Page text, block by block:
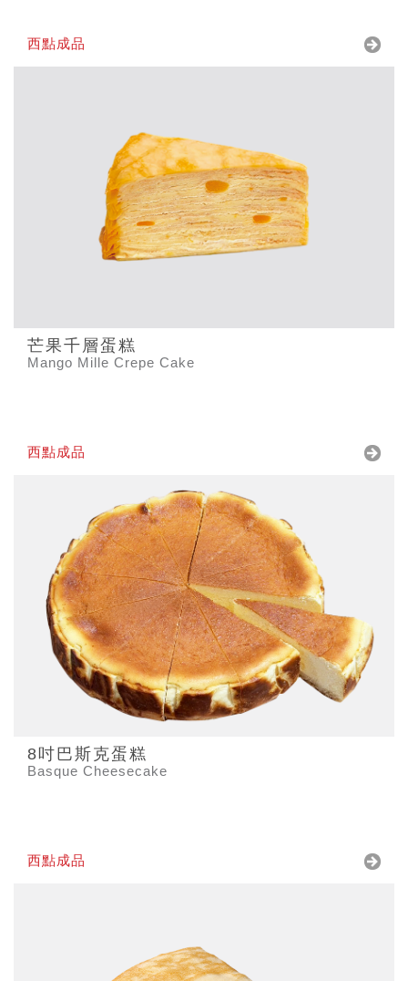
西點成品
芒果千層蛋糕
Mango Mille Crepe Cake
西點成品
8吋巴斯克蛋糕
Basque Cheesecake
西點成品